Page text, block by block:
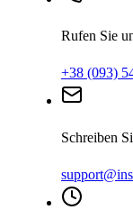
Rufen Sie
+38 (093)
Schreiben